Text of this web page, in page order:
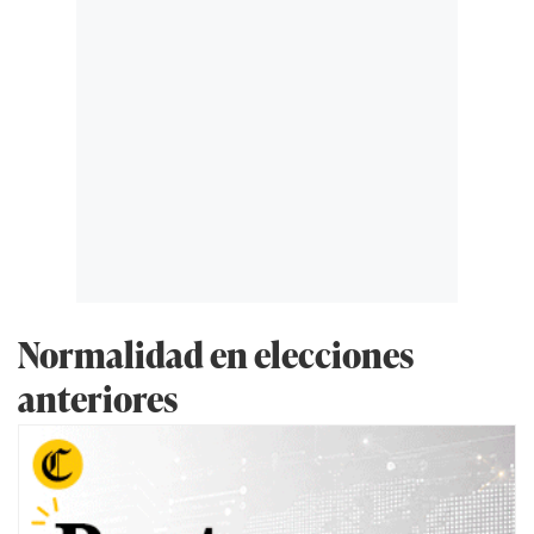
Normalidad en elecciones
anteriores